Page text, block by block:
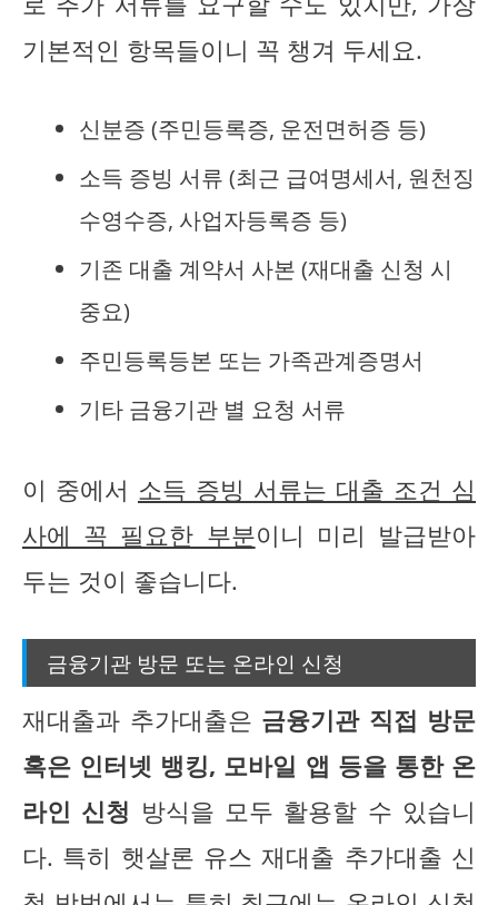
기본적인 항목들이니 꼭 챙겨 두세요.
신분증 (주민등록증, 운전면허증 등)
소득 증빙 서류 (최근 급여명세서, 원천징
수영수증, 사업자등록증 등)
기존 대출 계약서 사본 (재대출 신청 시
중요)
주민등록등본 또는 가족관계증명서
기타 금융기관 별 요청 서류
이 중에서 소득 증빙 서류는 대출 조건 심
사에 꼭 필요한 부분이니 미리 발급받아
두는 것이 좋습니다.
금융기관 방문 또는 온라인 신청
재대출과 추가대출은 금융기관 직접 방문
혹은 인터넷 뱅킹, 모바일 앱 등을 통한 온
라인 신청 방식을 모두 활용할 수 있습니
다. 특히 햇살론 유스 재대출 추가대출 신